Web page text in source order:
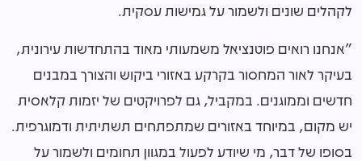
לקהלים שונים ולשמור על גמישות עסקית.
"אנחנו רואים פוטנציאל משמעותי מאוד בהתחדשות עירונית,
בעיקר לאור המחסור בקרקע באזורי ביקוש והצורך במבנים
חדשים וממוגנים. במקביל, גם לפרויקטים של יזמות קלאסית
יש מקום, במיוחד באזורים שמתפתחים תשתיתית ודמוגרפית.
בסופו של דבר, מי שיודע לפעול במגוון תחומים ולשמור על